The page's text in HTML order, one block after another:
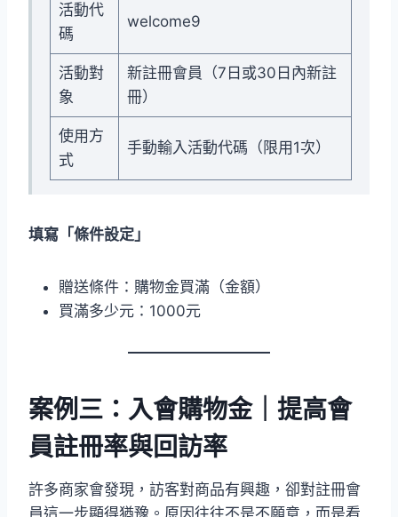
活動代
碼
welcome9
活動對
象
新註冊會員（7日或30日內新註
冊）
使用方
式
手動輸入活動代碼（限用1次）
填寫「條件設定」
贈送條件：購物金買滿（金額）
買滿多少元：1000元
案例三：入會購物金｜提高會
員註冊率與回訪率
許多商家會發現，訪客對商品有興趣，卻對註冊會